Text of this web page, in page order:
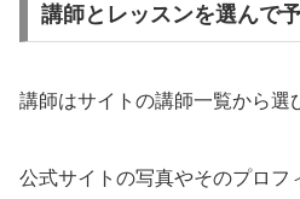
講師とレッスンを選んで
講師はサイトの講師一覧から選
公式サイトの写真やそのプロフ